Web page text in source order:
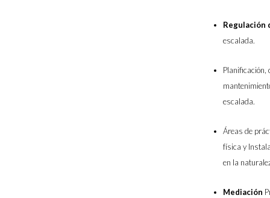
Regulación
escalada.
Planificación,
escalada.
Áreas de
física y
en la
Mediación